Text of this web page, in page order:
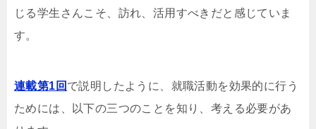
じる学生さんこそ、訪れ、活用すべきだと感じていま
す。
連載第1回 で説明したように、就職活動を効果的に行う
ためには、以下の三つのことを知り、考える必要があ